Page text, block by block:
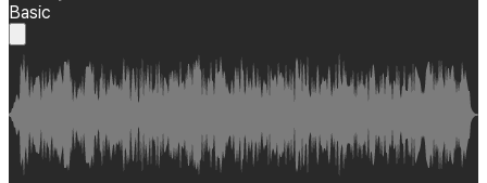
Basic